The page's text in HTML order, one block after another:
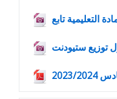
التعليمية تابع
توزيع ستيودنت
2024